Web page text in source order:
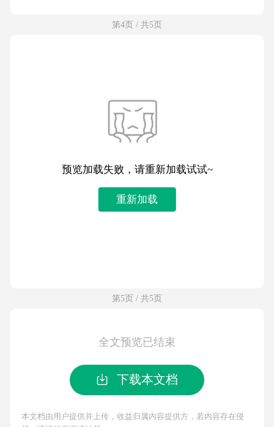
第4页 / 共5页
预览加载失败，请重新加载试试~
重新加载
第5页 / 共5页
全文预览已结束
下载本文档
本文档由用户提供并上传，收益归属内容提供方，若内容存在侵